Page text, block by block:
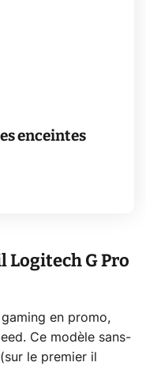
enceintes
Logitech G Pro
en promo,
Ce modèle sans-
le premier il